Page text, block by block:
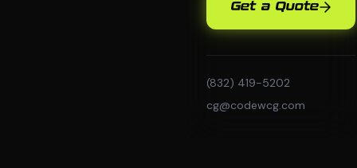
Get a Quote
(832) 419-5202
cg@codewcg.com